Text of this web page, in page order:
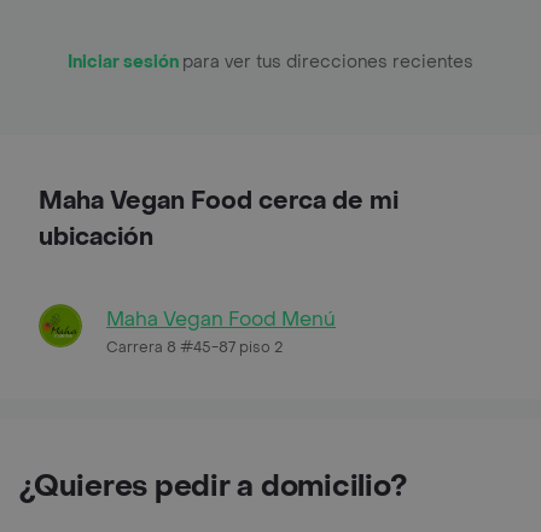
Iniciar sesión para ver tus direcciones recientes
Maha Vegan Food cerca de mi
ubicación
Maha Vegan Food Menú
Carrera 8 #45-87 piso 2
¿Quieres pedir a domicilio?